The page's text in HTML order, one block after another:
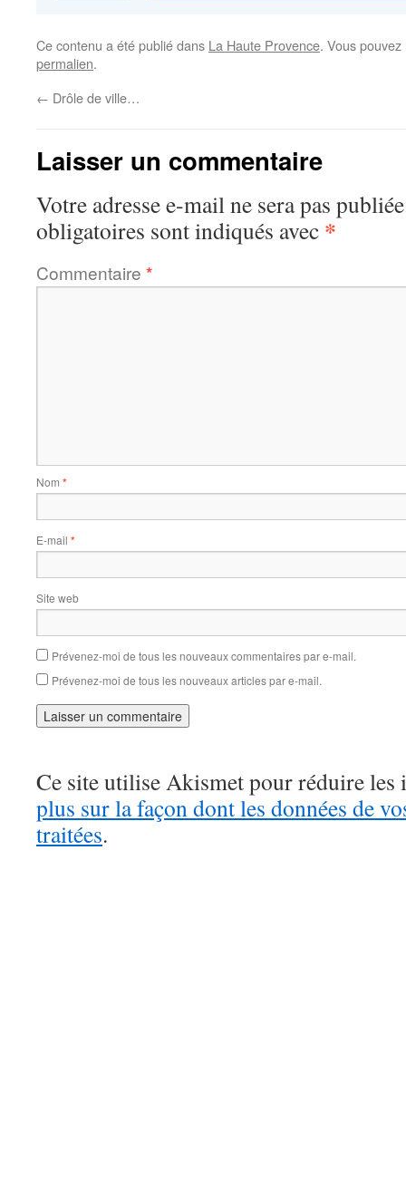
Ce contenu a été publié dans La Haute Provence. Vous
permalien.
← Drôle de ville…
Laisser un commentaire
Votre adresse e-mail ne sera pas
obligatoires sont indiqués avec *
Commentaire *
Nom *
E-mail *
Site web
Prévenez-moi de tous les nouveaux commentaires par e-mail.
Prévenez-moi de tous les nouveaux articles par e-mail.
Ce site utilise Akismet pour réduire les
plus sur la façon dont les données de
traitées.